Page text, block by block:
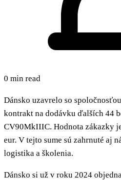
0 min read
Dánsko uzavrelo so
kontrakt na dodávku ďalších 44
CV90MkIIIC. Hodnota zákazky
eur. V tejto sume sú zahrnuté aj
logistika a školenia.
Dánsko si už v roku 2024